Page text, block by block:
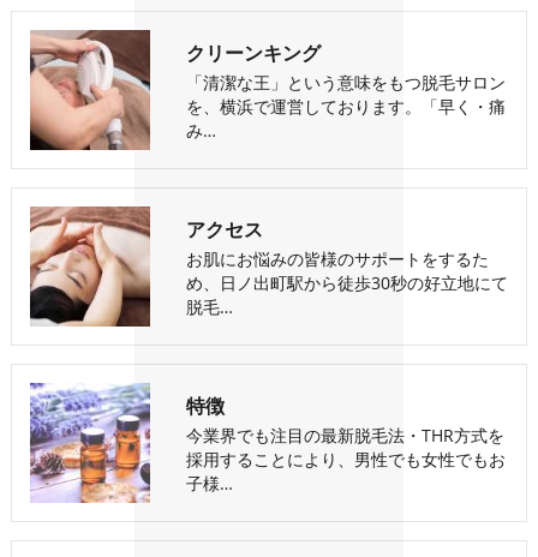
クリーンキング
「清潔な王」という意味をもつ脱毛サロン
を、横浜で運営しております。「早く・痛
み…
アクセス
お肌にお悩みの皆様のサポートをするた
め、日ノ出町駅から徒歩30秒の好立地にて
脱毛…
特徴
今業界でも注目の最新脱毛法・THR方式を
採用することにより、男性でも女性でもお
子様…